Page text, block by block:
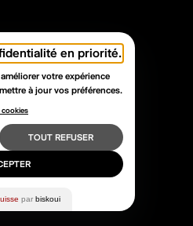
en priorité.
votre expérience
à jour vos préférences.
cookies
TOUT REFUSER
par biskoui